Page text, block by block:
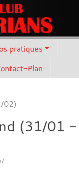
pratiques
Plan
02)
(31/01 -